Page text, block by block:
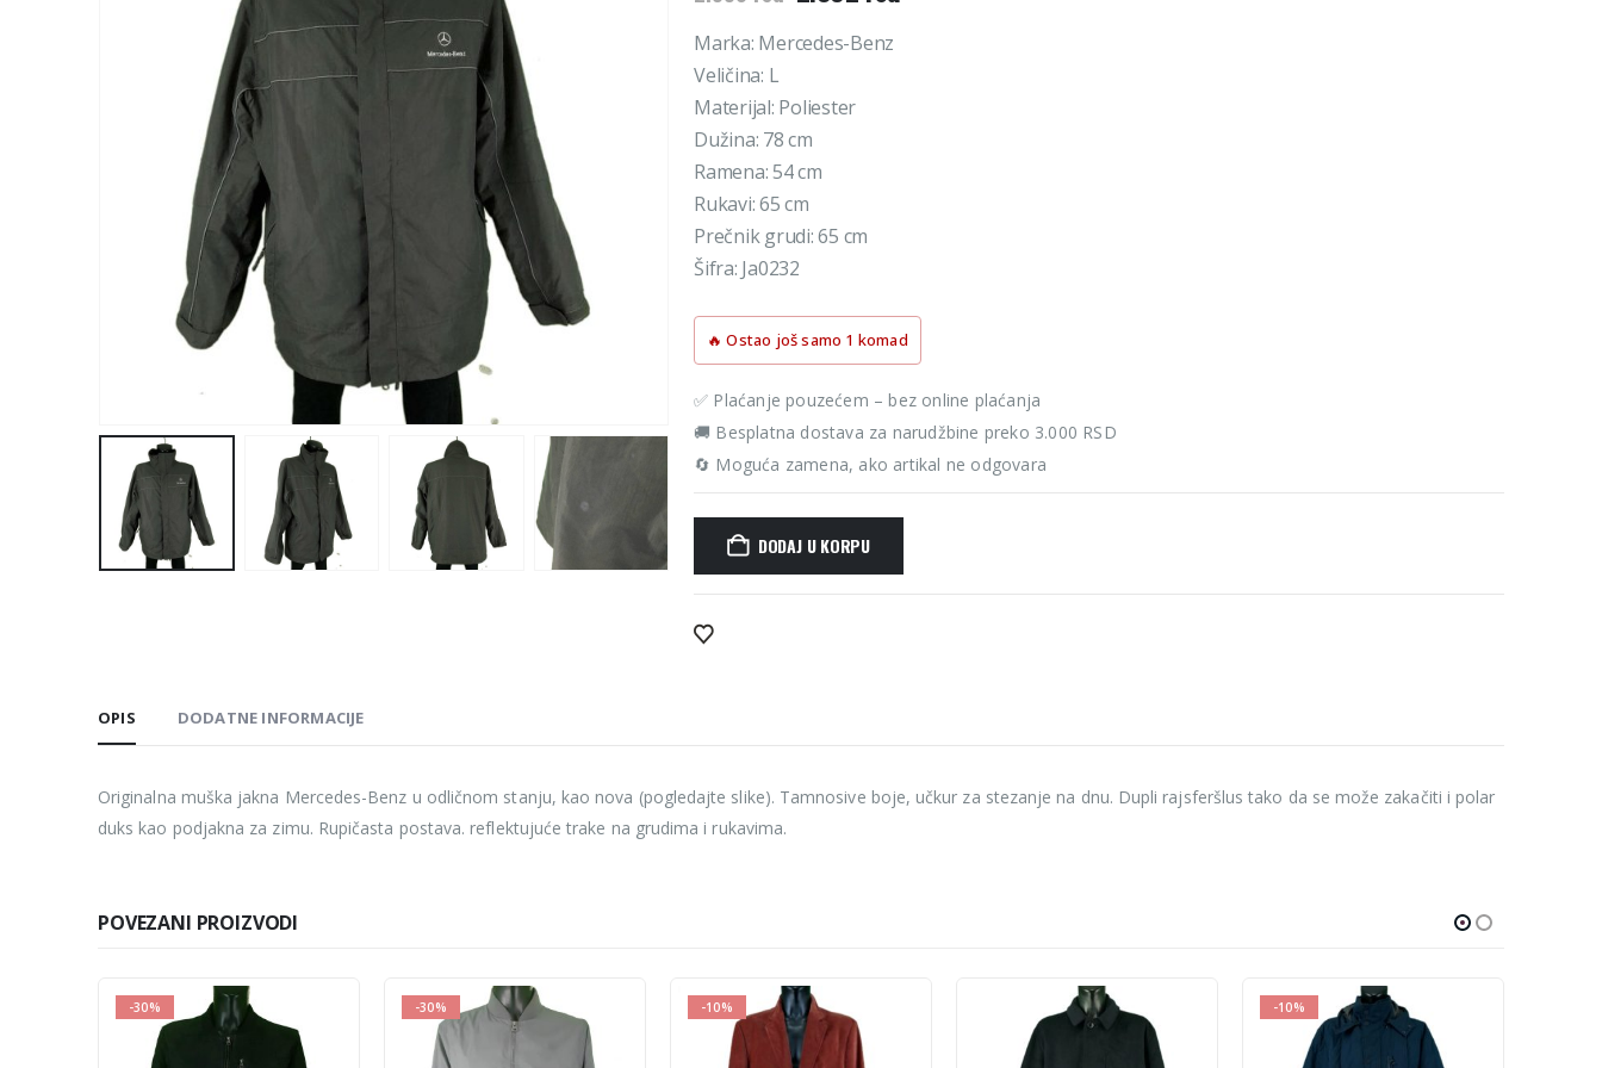
cena
je
2.990 rsd.
cena
Marka: Mercedes-Benz
Veličina: L
Materijal: Poliester
Dužina: 78 cm
Ramena: 54 cm
Rukavi: 65 cm
Prečnik grudi: 65 cm
Šifra: Ja0232
🔥 Ostao još samo 1 komad
✅ Plaćanje pouzećem – bez online plaćanja
🚚 Besplatna dostava za narudžbine preko 3.000 RSD
🔄 Moguća zamena, ako artikal ne odgovara
DODAJ U KORPU
Alternative:
OPIS DODATNE INFORMACIJE
Originalna muška jakna Mercedes-Benz u odličnom stanju, kao nova (pogledajte slike). Tamnosive boje, učkur za stezanje na dnu. Dupli rajsferšlus tako da se može zakačiti i polar
duks kao podjakna za zimu. Rupičasta postava. reflektujuće trake na grudima i rukavima.
POVEZANI PROIZVODI
-30% -10% -12%